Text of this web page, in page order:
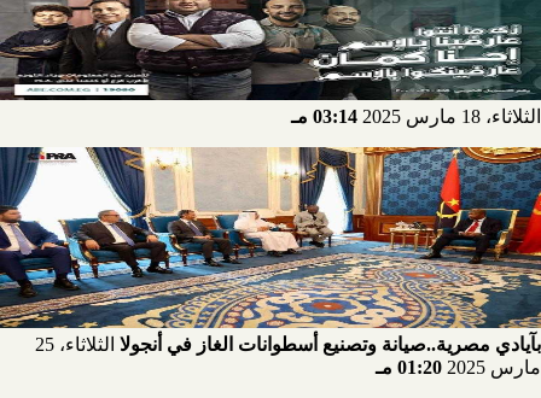
الثلاثاء، 18 مارس 2025 03:14 مـ
بآيادي مصرية..صيانة وتصنيع أسطوانات الغاز في أنجولا
الثلاثاء، 25
مارس 2025
01:20 مـ